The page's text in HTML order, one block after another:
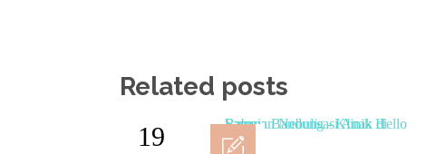
Related posts
19